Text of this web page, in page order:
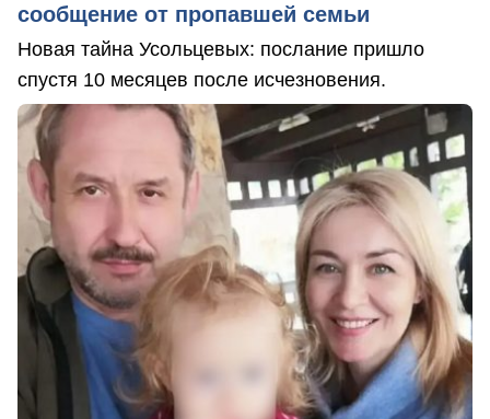
сообщение от пропавшей семьи
Новая тайна Усольцевых: послание пришло
спустя 10 месяцев после исчезновения.